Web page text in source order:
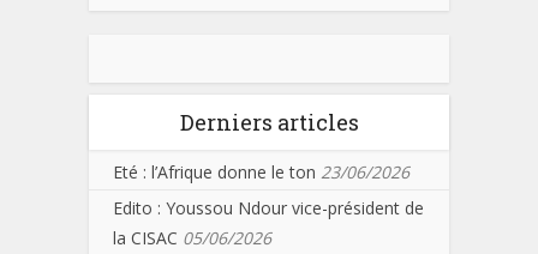
Derniers articles
Eté : l’Afrique donne le ton 23/06/2026
Edito : Youssou Ndour vice-président de
la CISAC 05/06/2026